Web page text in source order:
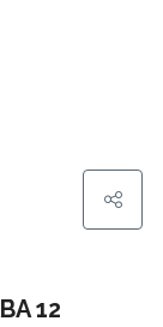
12